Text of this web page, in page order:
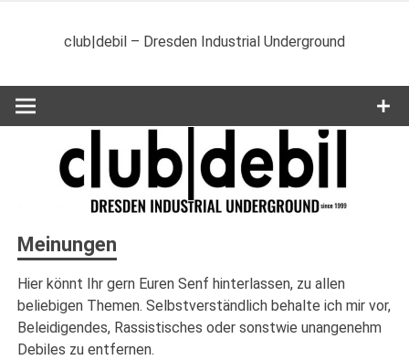
club|debil – Dresden Industrial Underground
Meinungen
Hier könnt Ihr gern Euren Senf hinterlassen, zu allen
beliebigen Themen. Selbstverständlich behalte ich mir vor,
Beleidigendes, Rassistisches oder sonstwie unangenehm
Debiles zu entfernen.